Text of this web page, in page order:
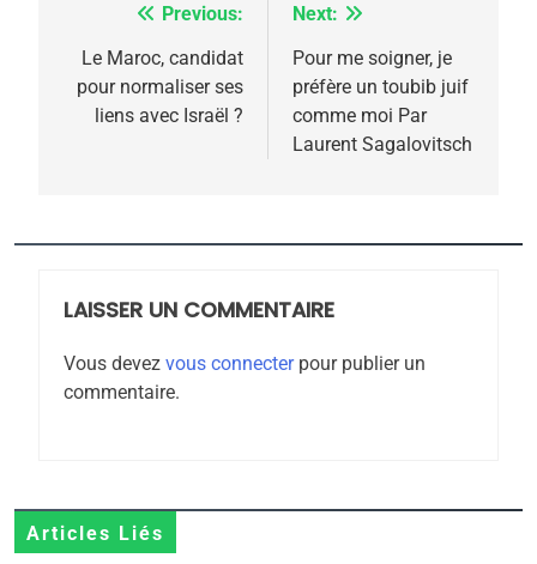
Navigation
de
l’article
Previous:
Le Maroc, candidat
pour normaliser ses
liens avec Israël ?
Next:
Pour me soigner, je
préfère un toubib juif
comme moi Par
Laurent Sagalovitsch
LAISSER UN COMMENTAIRE
Vous devez vous connecterpour publier un
commentaire.
Articles Liés
l’antisémitisme
FIÈRE, DIGNE ET RÉSILIENTE :
CE QUI NOUS MANQUE –